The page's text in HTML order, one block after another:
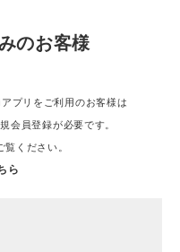
録
のお客様
プリをご利用のお客様は
会員登録が必要です。
ください。
ら